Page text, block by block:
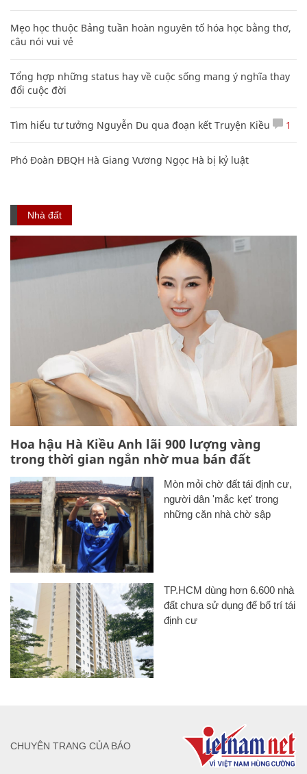
Mẹo học thuộc Bảng tuần hoàn nguyên tố hóa học bằng thơ,
câu nói vui vẻ
Tổng hợp những status hay về cuộc sống mang ý nghĩa thay
đổi cuộc đời
Tìm hiểu tư tưởng Nguyễn Du qua đoạn kết Truyện Kiều 1
Phó Đoàn ĐBQH Hà Giang Vương Ngọc Hà bị kỷ luật
Nhà đất
Hoa hậu Hà Kiều Anh lãi 900 lượng vàng
trong thời gian ngắn nhờ mua bán đất
Mòn mỏi chờ đất tái định cư,
người dân 'mắc kẹt' trong
những căn nhà chờ sập
TP.HCM dùng hơn 6.600 nhà
đất chưa sử dụng để bố trí tái
định cư
CHUYÊN TRANG CỦA BÁO